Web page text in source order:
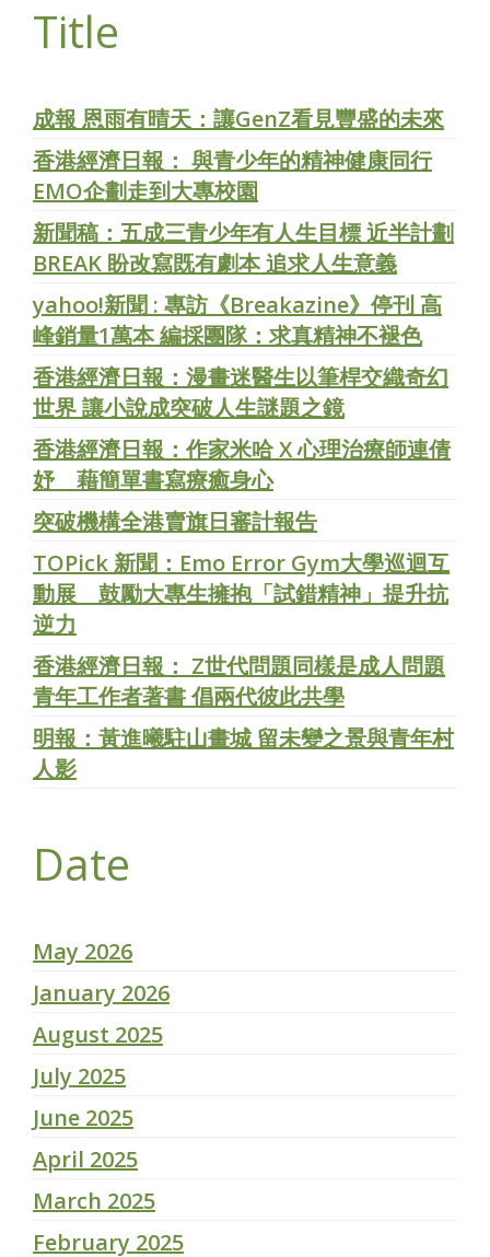
Title
成報 恩雨有晴天：讓GenZ看見豐盛的未來
香港經濟日報： 與青少年的精神健康同行
EMO企劃走到大專校園
新聞稿：五成三青少年有人生目標 近半計劃
BREAK 盼改寫既有劇本 追求人生意義
yahoo!新聞 : 專訪《Breakazine》停刊 高
峰銷量1萬本 編採團隊：求真精神不褪色
香港經濟日報：漫畫迷醫生以筆桿交織奇幻
世界 讓小說成突破人生謎題之鏡
香港經濟日報：作家米哈 X 心理治療師連倩
妤 藉簡單書寫療癒身心
突破機構全港賣旗日審計報告
TOPick 新聞：Emo Error Gym大學巡迴互
動展 鼓勵大專生擁抱「試錯精神」提升抗
逆力
香港經濟日報： Z世代問題同樣是成人問題
青年工作者著書 倡兩代彼此共學
明報：黃進曦駐山畫城 留未變之景與青年村
人影
Date
May 2026
January 2026
August 2025
July 2025
June 2025
April 2025
March 2025
February 2025